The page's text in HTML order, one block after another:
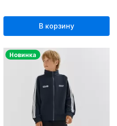
В корзину
Новинка